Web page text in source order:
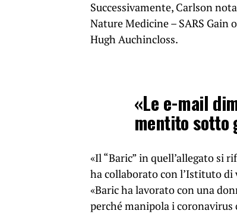
Successivamente, Carlson
Nature Medicine – SARS Gain
Hugh Auchincloss.
«Le e-mail
mentito sotto
«Il “Baric” in quell’allegato si
ha collaborato con l’Istituto di
«Baric ha lavorato con una
perché manipola i